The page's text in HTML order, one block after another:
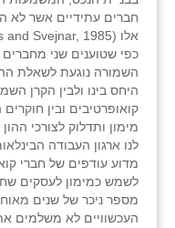
חברים עתידיים אשר לא
כפי שטוענים שני
השמורה נוגעת לשאלת
היחס בינו ולבין הקרן
קואופרטיבים ובין
מימון ותדלוק לצורכי
מדוע עודפים של חברי
לשמש כמימון לעסקים
מספר ניכר של שנים
העכשוויים לא משלמים